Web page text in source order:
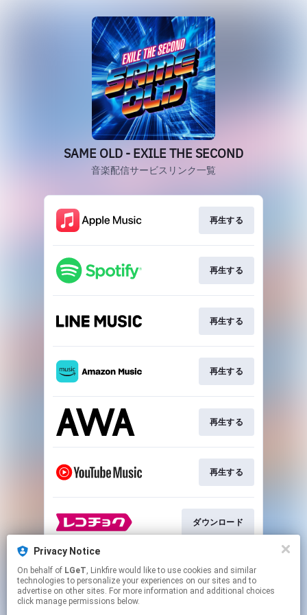
Privacy Notice
On behalf of LGeT, Linkfire would like to use cookies and similar
technologies to personalize your experiences on our sites and to
advertise on other sites. For more information and additional choices
click manage permissions below.
SAME OLD - EXILE THE SECOND
音楽配信サービスリンク一覧
再生する
再生する
再生する
再生する
再生する
再生する
ダウンロード
ダウンロード